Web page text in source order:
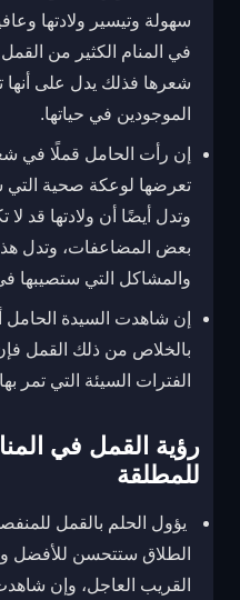
سهولة وتيسير ولادتها
في المنام الكثير من
شعرها فذلك يدل على أنها
الموجودين في حياتها.
إن رأت الحامل قملًا في
تعرضها لوعكة صحية التي
وتدل أيضًا أن ولادتها قد
بعض المضاعفات، وتدل هذه
والمشاكل التي ستصيبها
إن شاهدت السيدة
بالخلاص من ذلك القمل
الفترات السيئة التي تمر
رؤية القمل في
للمطلقة
يؤول الحلم بالقمل
الطلاق ستتحسن للأفضل
القريب العاجل، وإن